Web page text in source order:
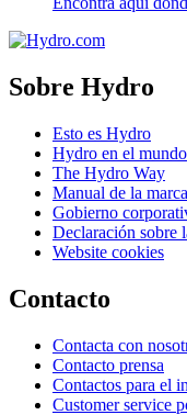
Sobre Hydro
Esto es Hydro
Hydro en el mundo
The Hydro Way
Manual de la marca
Gobierno
Declaración sobre
Website cookies
Contacto
Contacta con
Contacto prensa
Contactos para el
Customer service